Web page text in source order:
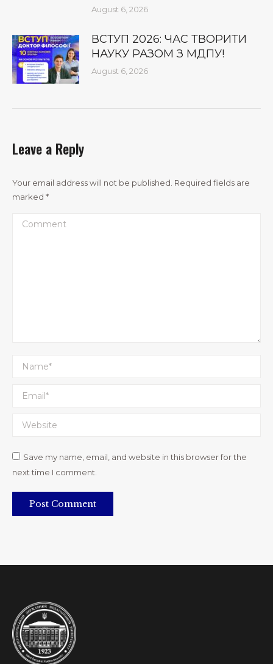
August 6, 2026
ВСТУП 2026: ЧАС ТВОРИТИ
НАУКУ РАЗОМ З МДПУ!
August 6, 2026
Leave a Reply
Your email address will not be published. Required fields are
marked *
Comment
Name *
Email *
Website
Save my name, email, and website in this browser for the
next time I comment.
Post Comment